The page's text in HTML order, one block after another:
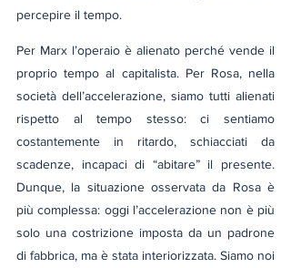
percepire il tempo.
Per Marx l’operaio è alienato perché vende il
proprio tempo al capitalista. Per Rosa, nella
società dell’accelerazione, siamo tutti alienati
rispetto al tempo stesso: ci sentiamo
costantemente in ritardo, schiacciati da
scadenze, incapaci di “abitare” il presente.
Dunque, la situazione osservata da Rosa è
più complessa: oggi l’accelerazione non è più
solo una costrizione imposta da un padrone
di fabbrica, ma è stata interiorizzata. Siamo noi